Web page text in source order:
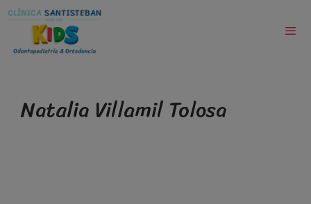
Natalia Villamil Tolosa